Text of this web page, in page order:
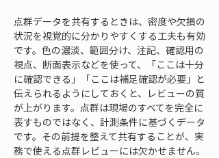
点群データを共有するときは、密度や欠損の
状況を視覚的に分かりやすくする工夫も有効
です。色の濃淡、範囲分け、注記、確認用の
視点、断面表示などを使って、「ここは十分
に確認できる」「ここは補足確認が必要」と
伝えられるようにしておくと、レビューの質
が上がります。点群は現場のすべてを完全に
表すものではなく、計測条件に基づくデータ
です。その前提を整えて共有することが、実
務で使える点群レビューには欠かせません。